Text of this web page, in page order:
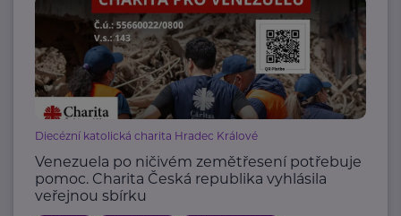
Diecézní katolická charita Hradec Králové
Venezuela po ničivém zemětřesení potřebuje
pomoc. Charita Česká republika vyhlásila
veřejnou sbírku